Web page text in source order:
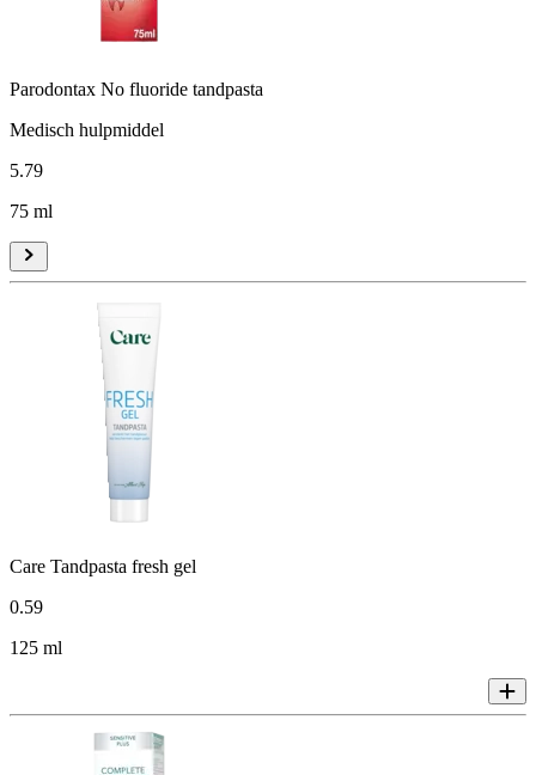
Parodontax No fluoride tandpasta
Medisch hulpmiddel
5.79
75 ml
Care Tandpasta fresh gel
0.59
125 ml